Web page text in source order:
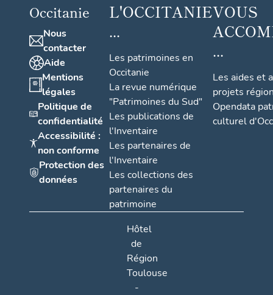
Occitanie
Nous
contacter
Aide
Mentions
légales
Politique de
confidentialité
Accessibilité :
non conforme
Protection des
données
L'OCCITANIE
...
Les patrimoines en
Occitanie
La revue numérique
"Patrimoines du Sud"
Les publications de
l'Inventaire
Les partenaires de
l'Inventaire
Les collections des
partenaires du
patrimoine
VOUS
...
Les aides et
projets
Opendata
culturel
Hôtel
de
Région
Toulouse
-